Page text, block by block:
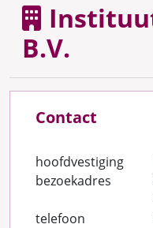
B.V.
Contact
hoofdvestiging
bezoekadres
telefoon